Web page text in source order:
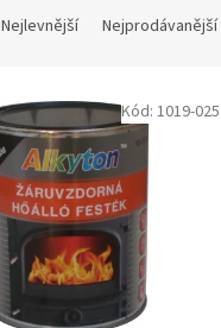
Nejlevnější Nejprodávanější
Kód: 1019-025